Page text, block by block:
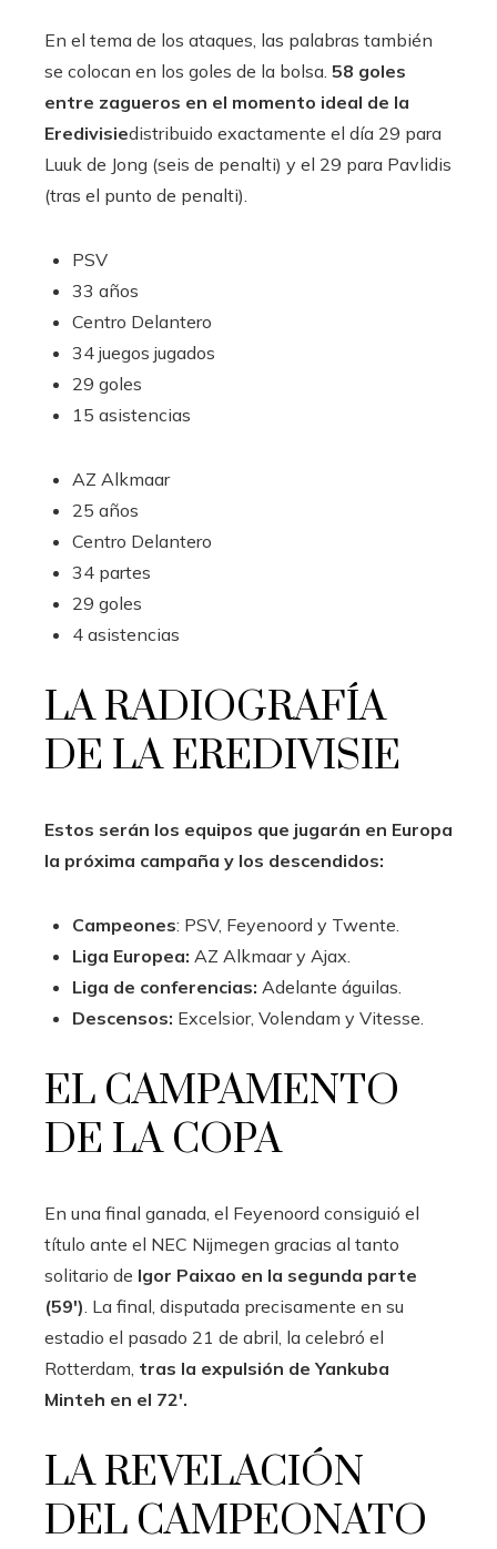
En el tema de los ataques, las palabras también
se colocan en los goles de la bolsa. 58 goles
entre zagueros en el momento ideal de la
Eredivisiedistribuido exactamente el día 29 para
Luuk de Jong (seis de penalti) y el 29 para Pavlidis
(tras el punto de penalti).
PSV
33 años
Centro Delantero
34 juegos jugados
29 goles
15 asistencias
AZ Alkmaar
25 años
Centro Delantero
34 partes
29 goles
4 asistencias
LA RADIOGRAFÍA
DE LA EREDIVISIE
Estos serán los equipos que jugarán en Europa
la próxima campaña y los descendidos:
Campeones: PSV, Feyenoord y Twente.
Liga Europea: AZ Alkmaar y Ajax.
Liga de conferencias: Adelante águilas.
Descensos: Excelsior, Volendam y Vitesse.
EL CAMPAMENTO
DE LA COPA
En una final ganada, el Feyenoord consiguió el
título ante el NEC Nijmegen gracias al tanto
solitario de Igor Paixao en la segunda parte
(59′). La final, disputada precisamente en su
estadio el pasado 21 de abril, la celebró el
Rotterdam, tras la expulsión de Yankuba
Minteh en el 72′.
LA REVELACIÓN
DEL CAMPEONATO